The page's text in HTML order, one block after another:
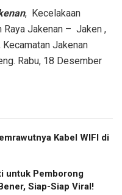
, Kecelakaan
Raya Jakenan – Jaken ,
Jakenan
Rabu, 18 Desember
Kabel WIFI di
untuk Pemborong
Siap-Siap Viral!